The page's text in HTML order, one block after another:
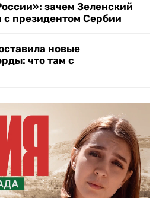
зачем Зеленский
с президентом Сербии
новые
что там с